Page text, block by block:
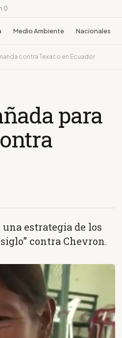
0
Medio Ambiente Nacionales
contra Texaco en Ecuador
para
estrategia de los
contra Chevron.